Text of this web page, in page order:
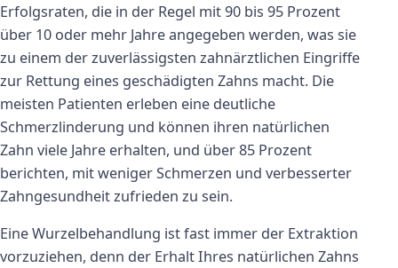
Erfolgsraten, die in der Regel mit 90 bis 95 Prozent
über 10 oder mehr Jahre angegeben werden, was sie
zu einem der zuverlässigsten zahnärztlichen Eingriffe
zur Rettung eines geschädigten Zahns macht. Die
meisten Patienten erleben eine deutliche
Schmerzlinderung und können ihren natürlichen
Zahn viele Jahre erhalten, und über 85 Prozent
berichten, mit weniger Schmerzen und verbesserter
Zahngesundheit zufrieden zu sein.
Eine Wurzelbehandlung ist fast immer der Extraktion
vorzuziehen, denn der Erhalt Ihres natürlichen Zahns